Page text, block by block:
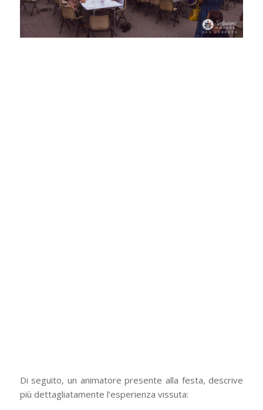
Di seguito, un animatore presente alla festa, descrive
più dettagliatamente l’esperienza vissuta: